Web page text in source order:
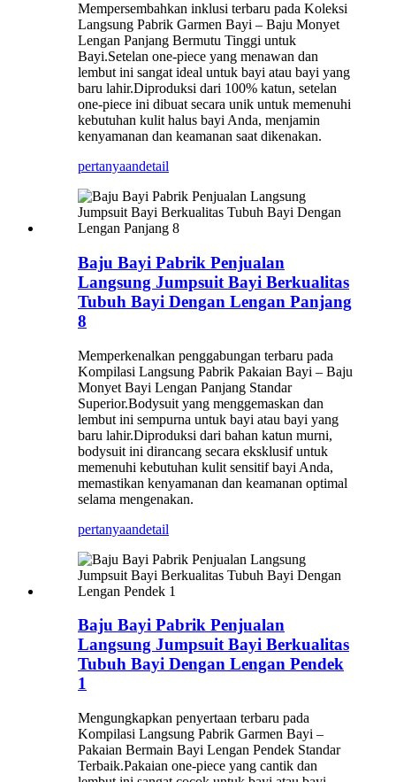
Mempersembahkan inklusi terbaru pada Koleksi
Langsung Pabrik Garmen Bayi – Baju Monyet
Lengan Panjang Bermutu Tinggi untuk
Bayi.Setelan one-piece yang menawan dan
lembut ini sangat ideal untuk bayi atau bayi yang
baru lahir.Diproduksi dari 100% katun, setelan
one-piece ini dibuat secara unik untuk memenuhi
kebutuhan kulit halus bayi Anda, menjamin
kenyamanan dan keamanan saat dikenakan.
pertanyaandetail
Baju Bayi Pabrik Penjualan
Langsung Jumpsuit Bayi Berkualitas
Tubuh Bayi Dengan Lengan Panjang
8
Memperkenalkan penggabungan terbaru pada
Kompilasi Langsung Pabrik Pakaian Bayi – Baju
Monyet Bayi Lengan Panjang Standar
Superior.Bodysuit yang menggemaskan dan
lembut ini sempurna untuk bayi atau bayi yang
baru lahir.Diproduksi dari bahan katun murni,
bodysuit ini dirancang secara eksklusif untuk
memenuhi kebutuhan kulit sensitif bayi Anda,
memastikan kenyamanan dan keamanan optimal
selama mengenakan.
pertanyaandetail
Baju Bayi Pabrik Penjualan
Langsung Jumpsuit Bayi Berkualitas
Tubuh Bayi Dengan Lengan Pendek
1
Mengungkapkan penyertaan terbaru pada
Kompilasi Langsung Pabrik Garmen Bayi –
Pakaian Bermain Bayi Lengan Pendek Standar
Terbaik.Pakaian one-piece yang cantik dan